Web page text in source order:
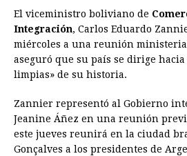
c
e
b
o
o
k
s
s
e
n
g
e
a
t
s
A
p
p
r
e
a
s
n
t
e
e
s
t
El viceministro boliviano de
Integración, Carlos Eduardo
miércoles a una reunión
aseguró que su país se dirige hacia
limpias» de su historia.
Zannier representó al Gobierno
Jeanine Áñez en una reunión
este jueves reunirá en la ciudad
Gonçalves a los presidentes de